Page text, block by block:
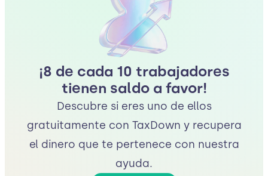
¡8 de cada 10 trabajadores
tienen saldo a favor!
Descubre si eres uno de ellos
gratuitamente con TaxDown y recupera
el dinero que te pertenece con nuestra
ayuda.